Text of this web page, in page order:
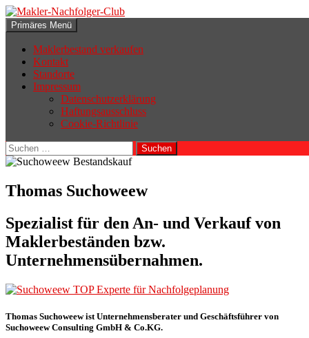
Zum
Inhalt
springen
Makler-Nachfolger-Club
Suchen
Primäres Menü
Maklerbestand verkaufen
Kontakt
Standorte
Impressum
Datenschutzerklärung
Haftungsausschluss
Cookie-Richtlinie
Suchen
nach:
Thomas Suchoweew
Spezialist für den An- und Verkauf von
Maklerbeständen bzw.
Unternehmensübernahmen.
Thomas Suchoweewist Unternehmensberater und Geschäftsführer von
Suchoweew Consulting GmbH & Co.KG.